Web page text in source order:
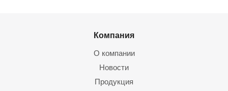
Компания
О компании
Новости
Продукция